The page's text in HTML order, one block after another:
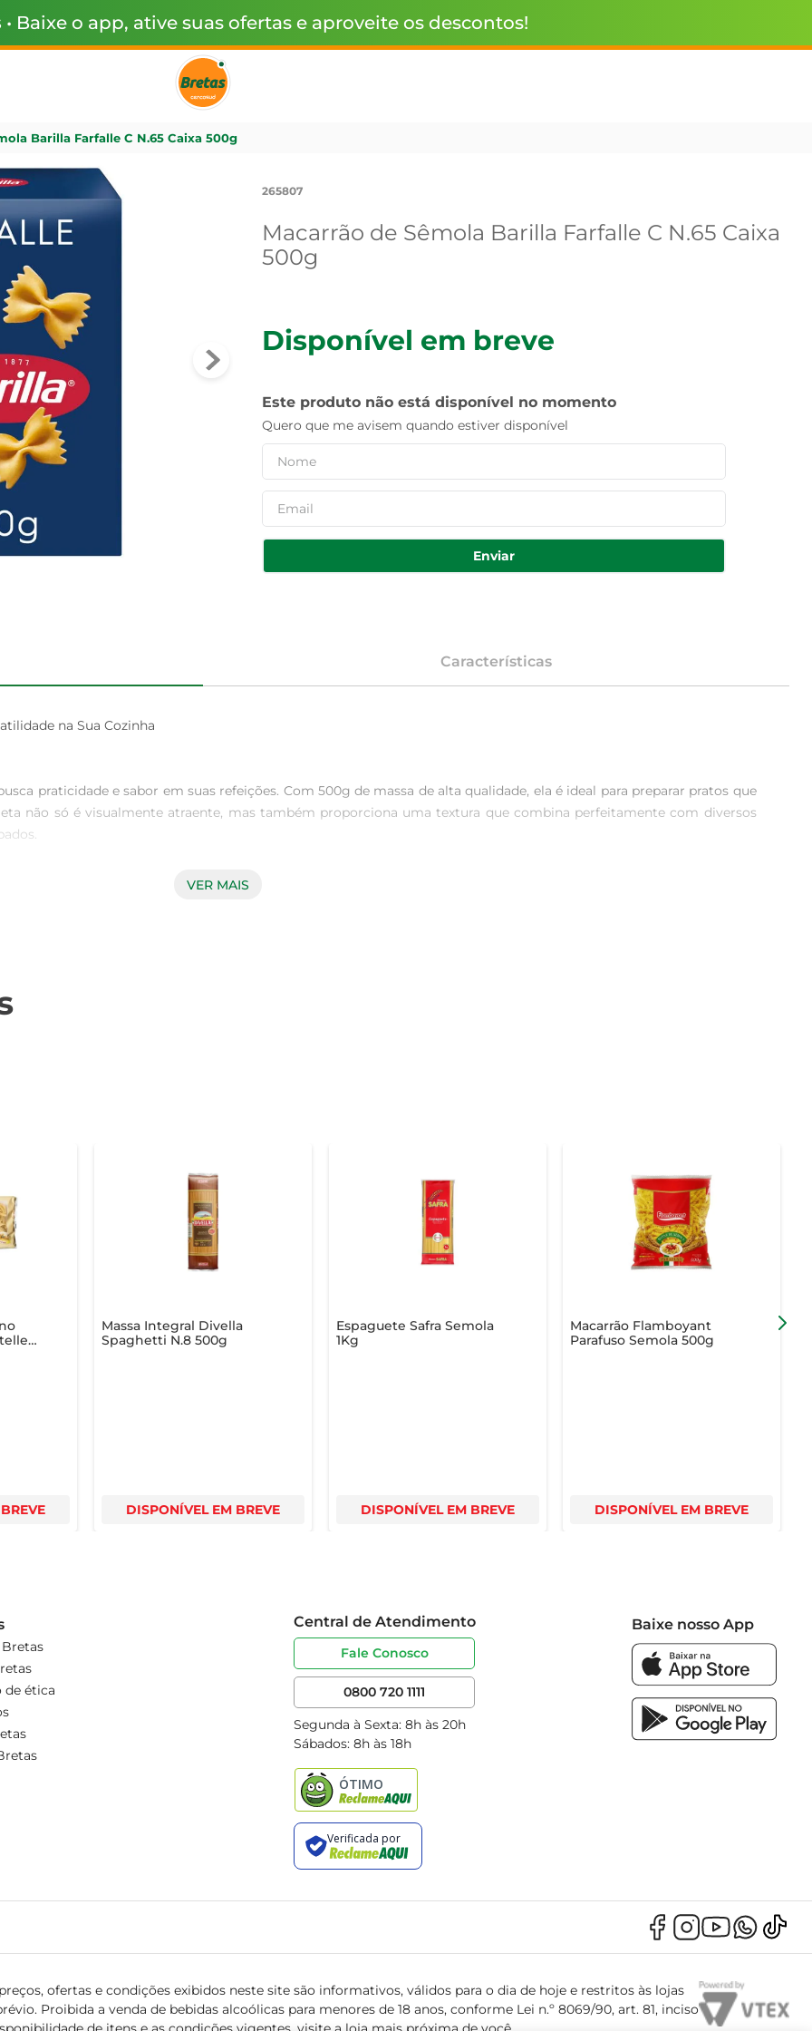
• Baixe o app, ative suas ofertas e aproveite os descontos!
Barilla Farfalle C N.65 Caixa 500g
265807
Macarrão de Sêmola Barilla Farfalle C N.65 Caixa
500g
Disponível em breve
Este produto não está disponível no momento
Quero que me avisem quando estiver disponível
Enviar
Características
na Sua Cozinha
praticidade e sabor em suas refeições. Com 500g de massa de alta qualidade, ela é ideal para preparar pratos que
não só é visualmente atraente, mas também proporciona uma textura que combina perfeitamente com diversos
uma variedade de receitas. Desde saladas frias até pratos quentes, ela se adapta facilmente a diferentes
em momentos especiais, repletos de sabor e qualidade. Experimente e descubra como é fácil preparar pratos
VER MAIS
Massa Integral Divella
Spaghetti N.8 500g
DISPONÍVEL EM BREVE
Espaguete Safra Semola
1Kg
DISPONÍVEL EM BREVE
Macarrão Flamboyant
Parafuso Semola 500g
DISPONÍVEL EM BREVE
de ética
Central de Atendimento
Fale Conosco
0800 720 1111
Segunda à Sexta: 8h às 20h
Sábados: 8h às 18h
Baixe nosso App
ofertas e condições exibidos neste site são informativos, válidos para o dia de hoje e restritos às lojas
Proibida a venda de bebidas alcoólicas para menores de 18 anos, conforme Lei n.º 8069/90, art. 81, inciso